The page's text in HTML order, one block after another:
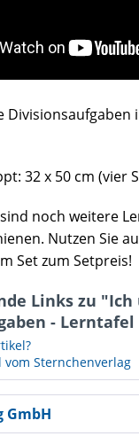
Divisionsaufgaben
32 x 50 cm (vier
noch weitere
Nutzen Sie
Set zum Setpreis!
Links zu "Ich
-
Sternchenverlag
GmbH